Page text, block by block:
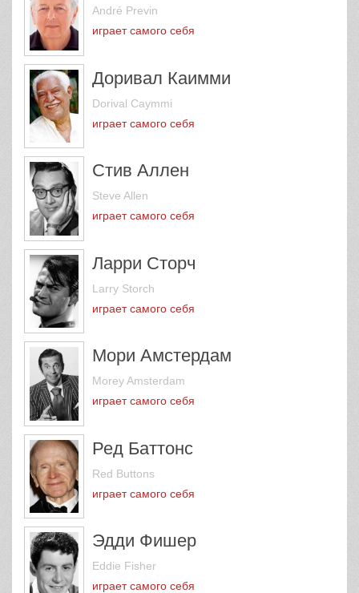
André Previn
играет самого себя
Доривал Каимми
Dorival Caymmi
играет самого себя
Стив Аллен
Steve Allen
играет самого себя
Ларри Сторч
Larry Storch
играет самого себя
Мори Амстердам
Morey Amsterdam
играет самого себя
Ред Баттонс
Red Buttons
играет самого себя
Эдди Фишер
Eddie Fisher
играет самого себя